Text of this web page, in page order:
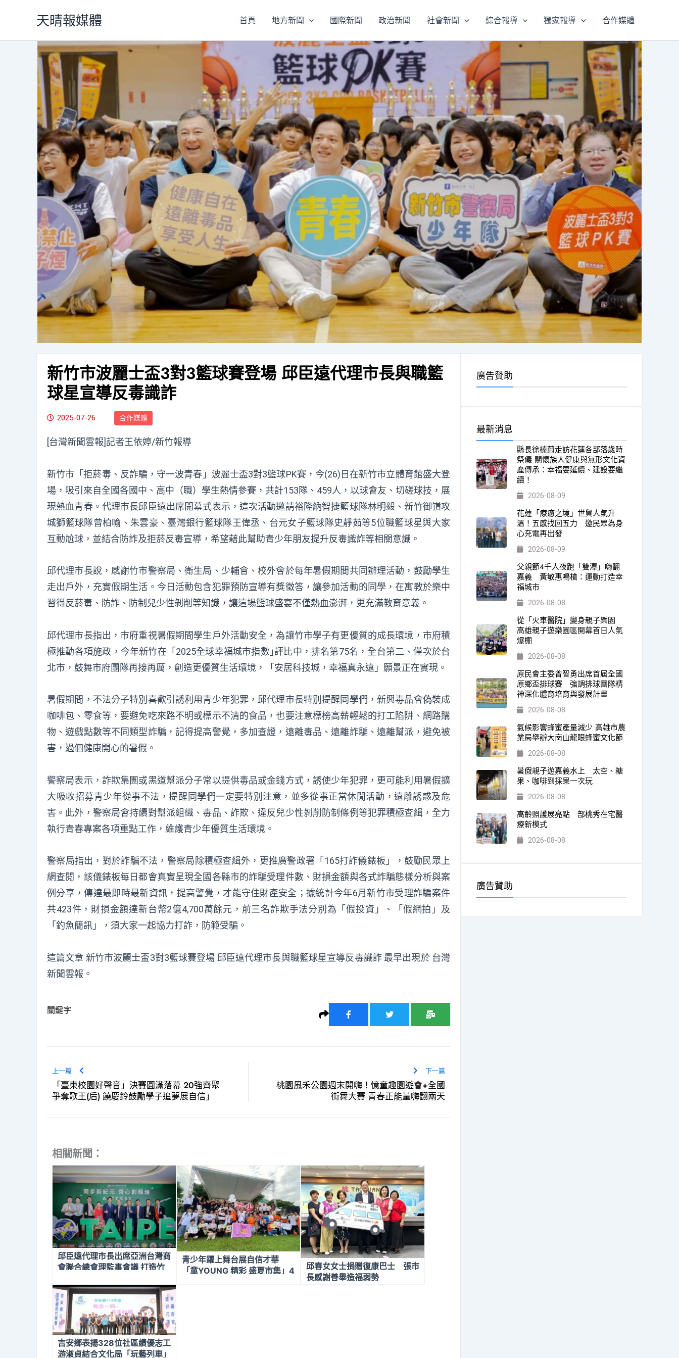
天晴報媒體 首頁 地方新聞 國際新聞 政治新聞 社會新聞 綜合報導 獨家報導 合作媒體
新竹市波麗士盃3對3籃球賽登場 邱臣遠代理市長與職籃
球星宣導反毒識詐
2025-07-26 合作媒體
[台灣新聞雲報]記者王依婷/新竹報導
新竹市「拒菸毒、反詐騙，守一波青春」波麗士盃3對3籃球PK賽，今(26)日在新竹市立體育館盛大登
場，吸引來自全國各國中、高中（職）學生熱情參賽，共計153隊、459人，以球會友、切磋球技，展
現熱血青春。代理市長邱臣遠出席開幕式表示，這次活動邀請裕隆納智捷籃球隊林明毅、新竹御嵿攻
城獅籃球隊曾柏喻、朱雲豪、臺灣銀行籃球隊王偉丞、台元女子籃球隊史靜茹等5位職籃球星與大家
互動尬球，並結合防詐及拒菸反毒宣導，希望藉此幫助青少年朋友提升反毒識詐等相關意識。
邱代理市長說，感謝竹市警察局、衛生局、少輔會、校外會於每年暑假期間共同辦理活動，鼓勵學生
走出戶外，充實假期生活。今日活動包含犯罪預防宣導有獎徵答，讓參加活動的同學，在寓教於樂中
習得反菸毒、防詐、防制兒少性剝削等知識，讓這場籃球盛宴不僅熱血澎湃，更充滿教育意義。
邱代理市長指出，市府重視暑假期間學生戶外活動安全，為讓竹市學子有更優質的成長環境，市府積
極推動各項施政，今年新竹在「2025全球幸福城市指數｣評比中，排名第75名，全台第二、僅次於台
北市，鼓舞市府團隊再接再厲，創造更優質生活環境，「安居科技城，幸福真永遠」願景正在實現。
暑假期間，不法分子特別喜歡引誘利用青少年犯罪，邱代理市長特別提醒同學們，新興毒品會偽裝成
咖啡包、零食等，要避免吃來路不明或標示不清的食品，也要注意標榜高薪輕鬆的打工陷阱、網路購
物、遊戲點數等不同類型詐騙，記得提高警覺，多加查證，遠離毒品、遠離詐騙、遠離幫派，避免被
害，過個健康開心的暑假。
警察局表示，詐欺集團或黑道幫派分子常以提供毒品或金錢方式，誘使少年犯罪，更可能利用暑假擴
大吸收招募青少年從事不法，提醒同學們一定要特別注意，並多從事正當休閒活動，遠離誘惑及危
害。此外，警察局會持續對幫派組織、毒品、詐欺、違反兒少性剝削防制條例等犯罪積極查緝，全力
執行青春專案各項重點工作，維護青少年優質生活環境。
警察局指出，對於詐騙不法，警察局除積極查緝外，更推廣警政署「165打詐儀錶板」，鼓勵民眾上
網查閱，該儀錶板每日都會真實呈現全國各縣市的詐騙受理件數、財損金額與各式詐騙態樣分析與案
例分享，傳達最即時最新資訊，提高警覺，才能守住財產安全；據統計今年6月新竹市受理詐騙案件
共423件，財損金額達新台幣2億4,700萬餘元，前三名詐欺手法分別為「假投資」、「假網拍」及
「釣魚簡訊」，須大家一起協力打詐，防範受騙。
這篇文章 新竹市波麗士盃3對3籃球賽登場 邱臣遠代理市長與職籃球星宣導反毒識詐最早出現於 台灣
新聞雲報 。
關鍵字
上一篇
「臺東校園好聲音」決賽圓滿落幕 20強齊聚
爭奪歌王(后) 饒慶鈴鼓勵學子追夢展自信」
下一篇
桃園風禾公園週末開嗨！憶童趣園遊會+全國
街舞大賽 青春正能量嗨翻兩天
相關新聞：
邱臣遠代理市長出席亞洲台灣商
會聯合總會理監事會議 打造竹
青少年躍上舞台展自信才華
「童YOUNG 精彩 盛夏市集」4
邱春女女士捐贈復康巴士 張市
長感謝善舉造福弱勢
吉安鄉表揚328位社區績優志工
游淑貞結合文化局「玩藝列車」
廣告贊助
最新消息
縣長徐榛蔚走訪花蓮各部落歲時
祭儀 關懷族人健康與無形文化資
產傳承：幸福要延續、建設要繼
續！
2026-08-09
花蓮「療癒之境」世貿人氣升
溫！五感找回五力 邀民眾為身
心充電再出發
2026-08-09
父親節4千人夜跑「雙潭」嗨翻
嘉義 黃敏惠鳴槍：運動打造幸
福城市
2026-08-08
從「火車醫院」變身親子樂園
高雄親子遊樂園區開幕首日人氣
爆棚
2026-08-08
原民會主委曾智勇出席首屆全國
原鄉盃排球賽 強調排球團隊精
神深化體育培育與發展計畫
2026-08-08
氣候影響蜂蜜產量減少 高雄市農
業局舉辦大崗山龍眼蜂蜜文化節
2026-08-08
暑假親子遊嘉義水上 太空、糖
果、咖啡到採果一次玩
2026-08-08
高齡照護展亮點 部桃秀在宅醫
療新模式
2026-08-08
廣告贊助